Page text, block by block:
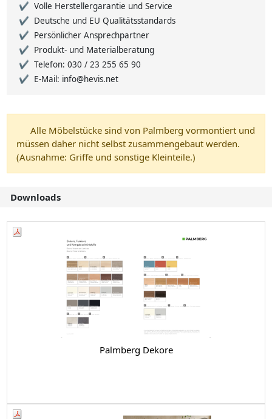
Volle Herstellergarantie und Service
Deutsche und EU Qualitätsstandards
Persönlicher Ansprechpartner
Produkt- und Materialberatung
Telefon: 030 / 23 255 65 90
E-Mail: info@hevis.net
Alle Möbelstücke sind von Palmberg vormontiert und
müssen daher nicht selbst zusammengebaut werden.
(Ausnahme: Griffe und sonstige Kleinteile.)
Downloads
Palmberg Dekore